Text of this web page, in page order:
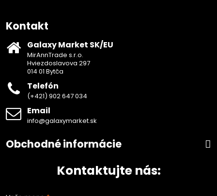
Kontakt
Galaxy Market SK/EU
MirAnnTrade s.r.o.
Hviezdoslavova 297
014 01 Bytča
Telefón
(+421) 902 647 034
Email
info@galaxymarket.sk
Obchodné informácie
Kontaktujte nás: